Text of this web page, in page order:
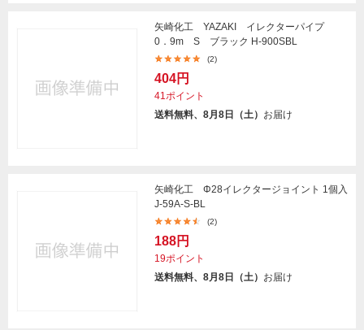
矢崎化工 YAZAKI イレクターパイプ
0．9m S ブラック H-900SBL
(2)
404円
41ポイント
送料無料、8月8日（土） お届け
矢崎化工 Φ28イレクタージョイント 1個入
J-59A-S-BL
(2)
188円
19ポイント
送料無料、8月8日（土） お届け